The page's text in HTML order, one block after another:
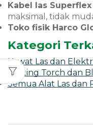
Kabel las
maksimal, tidak
Toko fisik Harco
Kategori
Kawat Las dan
Cutting Torch dan
Semua Alat Las dan